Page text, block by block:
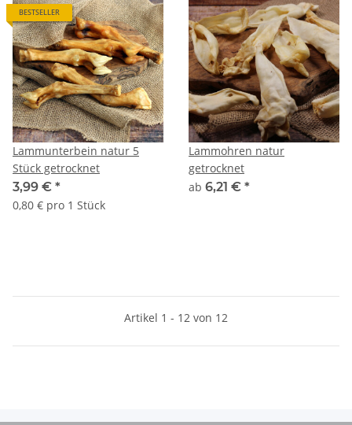
BESTSELLER
Lammunterbein natur 5
Stück getrocknet
3,99 € *
0,80 € pro 1 Stück
Lammohren natur
getrocknet
ab 6,21 € *
Artikel 1 - 12 von 12